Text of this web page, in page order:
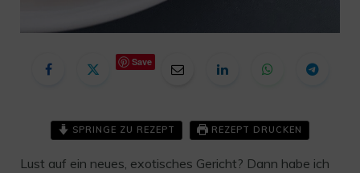
Save
SPRINGE ZU REZEPT REZEPT DRUCKEN
Lust auf ein neues, exotisches Gericht? Dann habe ich